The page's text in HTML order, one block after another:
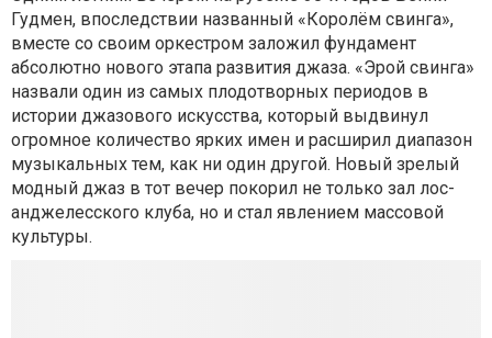
Гудмен, впоследствии названный «Королём свинга»,
вместе со своим оркестром заложил фундамент
абсолютно нового этапа развития джаза. «Эрой свинга»
назвали один из самых плодотворных периодов в
истории джазового искусства, который выдвинул
огромное количество ярких имен и расширил диапазон
музыкальных тем, как ни один другой. Новый зрелый
модный джаз в тот вечер покорил не только зал лос-
анджелесского клуба, но и стал явлением массовой
культуры.